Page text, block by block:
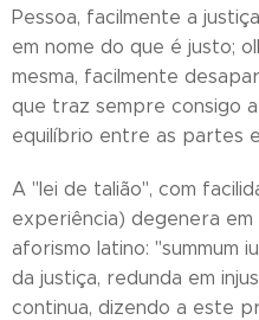
Pessoa, facilmente a
em nome do que é justo;
mesma, facilmente
que traz sempre consigo
equilíbrio entre as partes
A "lei de talião", com
experiência) degenera em
aforismo latino: "summum
da justiça, redunda em
continua, dizendo a este